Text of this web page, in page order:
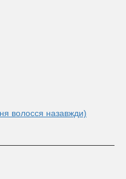
волосся назавжди)